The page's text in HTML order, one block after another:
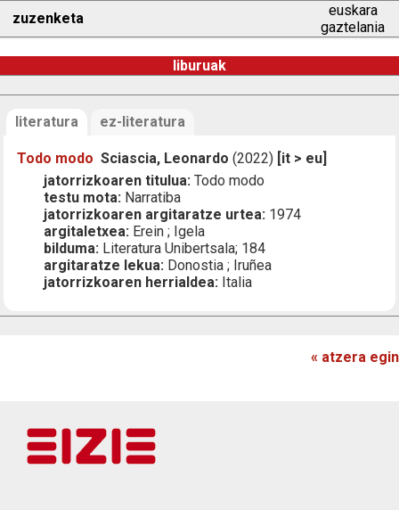
zuzenketa
euskara
gaztelania
liburuak
literatura ez-literatura
Todo modo Sciascia, Leonardo (2022) [it > eu]
jatorrizkoaren titulua: Todo modo
testu mota: Narratiba
jatorrizkoaren argitaratze urtea: 1974
argitaletxea: Erein ; Igela
bilduma: Literatura Unibertsala; 184
argitaratze lekua: Donostia ; Iruñea
jatorrizkoaren herrialdea: Italia
« atzera egin